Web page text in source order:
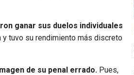
ganar sus duelos individuales
y tuvo su rendimiento más discreto
de su penal errado. Pues,